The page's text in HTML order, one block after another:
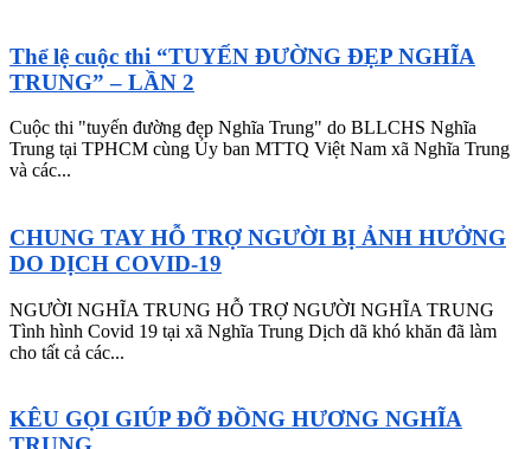
Thể lệ cuộc thi “TUYẾN ĐƯỜNG ĐẸP NGHĨA
TRUNG” – LẦN 2
Cuộc thi "tuyến đường đẹp Nghĩa Trung" do BLLCHS Nghĩa
Trung tại TPHCM cùng Ủy ban MTTQ Việt Nam xã Nghĩa Trung
và các...
CHUNG TAY HỖ TRỢ NGƯỜI BỊ ẢNH HƯỞNG
DO DỊCH COVID-19
NGƯỜI NGHĨA TRUNG HỖ TRỢ NGƯỜI NGHĨA TRUNG
Tình hình Covid 19 tại xã Nghĩa Trung Dịch dã khó khăn đã làm
cho tất cả các...
KÊU GỌI GIÚP ĐỠ ĐỒNG HƯƠNG NGHĨA